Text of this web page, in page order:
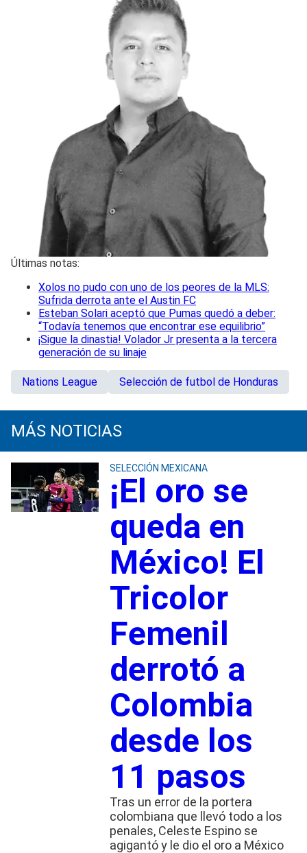
Últimas notas:
Xolos no pudo con uno de los peores de la MLS:
Sufrida derrota ante el Austin FC
Esteban Solari aceptó que Pumas quedó a deber:
“Todavía tenemos que encontrar ese equilibrio”
¡Sigue la dinastia! Volador Jr presenta a la tercera
generación de su linaje
Nations League Selección de futbol de Honduras
MÁS NOTICIAS
SELECCIÓN MEXICANA
¡El oro se
queda en
México! El
Tricolor
Femenil
derrotó a
Colombia
desde los
11 pasos
Tras un error de la portera
colombiana que llevó todo a los
penales, Celeste Espino se
agigantó y le dio el oro a México